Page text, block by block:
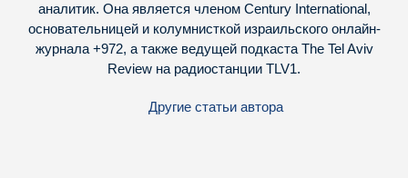
аналитик. Она является членом Century International,
основательницей и колумнисткой израильского онлайн-
журнала +972, а также ведущей подкаста The Tel Aviv
Review на радиостанции TLV1.
Другие статьи автора